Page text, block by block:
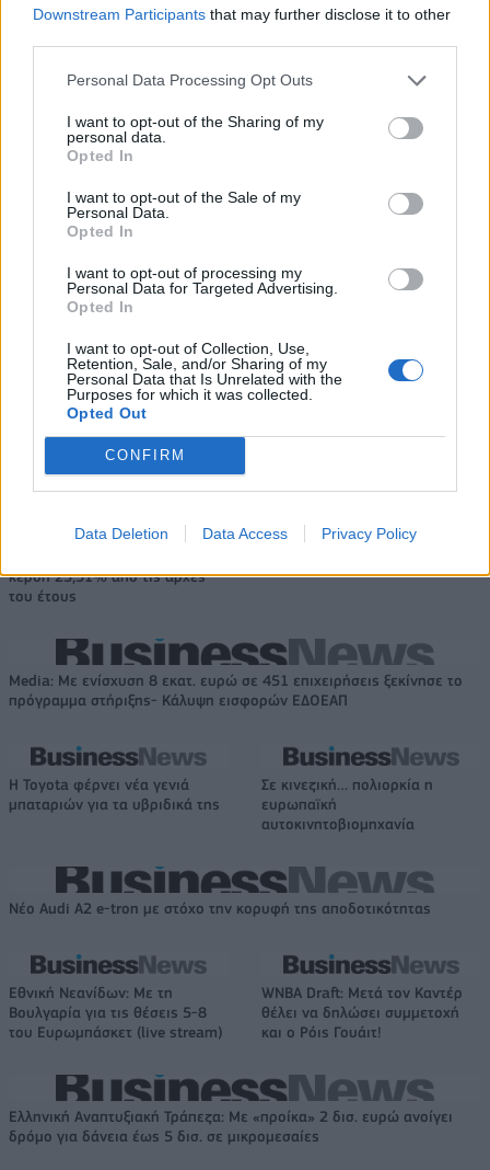
Downstream Participants that may further disclose it to other
Personal Data Processing Opt Outs
I want to opt-out of the Sharing of my
personal data.
Opted In
I want to opt-out of the Sale of my
Personal Data.
Opted In
I want to opt-out of processing my
Personal Data for Targeted Advertising.
Opted In
I want to opt-out of Collection, Use,
Retention, Sale, and/or Sharing of my
Personal Data that Is Unrelated with the
Purposes for which it was collected.
Opted Out
CONFIRM
Data Deletion Data Access Privacy Policy
Live στις 13:00, ο αγώνας της Εθνικής Παίδων κόντρα στο Ισραήλ
Εθνική Κορασίδων: Απέναντι
Ευρωμπάσκετ (live stream)
χαρτοφυλάκιο έργων ΑΠΕ άνω
των 2 GW σε Πολωνία και
Fourlis: Συμφωνία για την πώληση συμμετοχής στο Sofia South Ring
Mall έναντι 49,35 εκατ. ευρώ
Χρηματιστήριο Αθηνών:
κέρδη 23,31% από τις αρχές
του έτους
του Γρηγόρη Δημητριάδη - Ο
Media: Με ενίσχυση 8 εκατ. ευρώ σε 451 επιχειρήσεις ξεκίνησε το
πρόγραμμα στήριξης- Κάλυψη εισφορών ΕΔΟΕΑΠ
Η Toyota φέρνει νέα γενιά
μπαταριών για τα υβριδικά της
Σε κινεζική… πολιορκία η
ευρωπαϊκή
αυτοκινητοβιομηχανία
Νέο Audi A2 e-tron με στόχο την κορυφή της αποδοτικότητας
Εθνική Νεανίδων: Με τη
Βουλγαρία για τις θέσεις 5-8
του Ευρωμπάσκετ (live stream)
WNBA Draft: Μετά τον Καντέρ
θέλει να δηλώσει συμμετοχή
και ο Ρόις Γουάιτ!
Ελληνική Αναπτυξιακή Τράπεζα: Με «προίκα» 2 δισ. ευρώ ανοίγει
δρόμο για δάνεια έως 5 δισ. σε μικρομεσαίες